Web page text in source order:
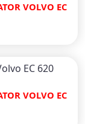
VOLVO EC
VOLVO EC